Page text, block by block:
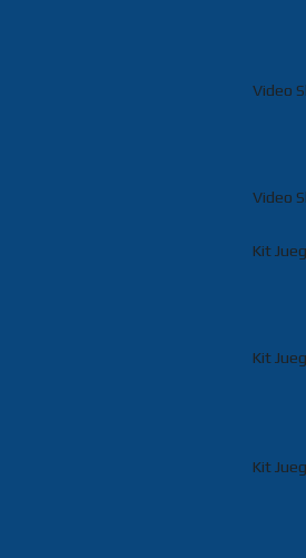
Video
Video
Kit
Kit
Kit